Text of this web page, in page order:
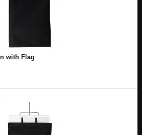
with Flag